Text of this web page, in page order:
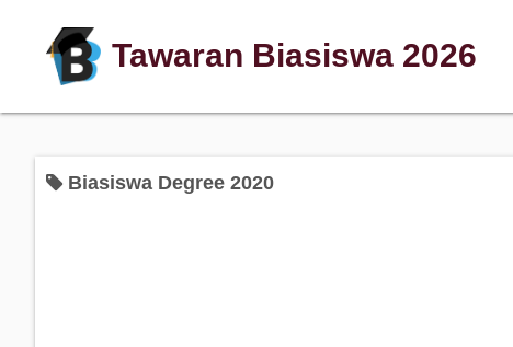
Tawaran Biasiswa 2026
Biasiswa Degree 2020